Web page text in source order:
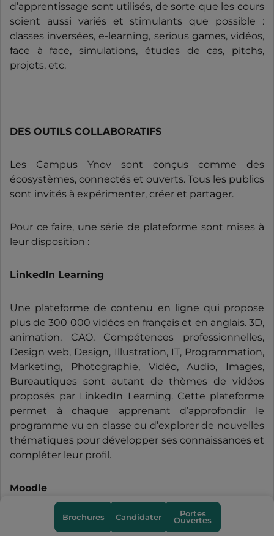
Brochures Candidater Portes
Ouvertes
d’apprentissage sont utilisés, de sorte que les cours
soient aussi variés et stimulants que possible :
classes inversées, e-learning, serious games, vidéos,
face à face, simulations, études de cas, pitchs,
projets, etc.
DES OUTILS COLLABORATIFS
Les Campus Ynov sont conçus comme des
écosystèmes, connectés et ouverts. Tous les publics
sont invités à expérimenter, créer et partager.
Pour ce faire, une série de plateforme sont mises à
leur disposition :
LinkedIn Learning
Une plateforme de contenu en ligne qui propose
plus de 300 000 vidéos en français et en anglais. 3D,
animation, CAO, Compétences professionnelles,
Design web, Design, Illustration, IT, Programmation,
Marketing, Photographie, Vidéo, Audio, Images,
Bureautiques sont autant de thèmes de vidéos
proposés par LinkedIn Learning. Cette plateforme
permet à chaque apprenant d’approfondir le
programme vu en classe ou d’explorer de nouvelles
thématiques pour développer ses connaissances et
compléter leur profil.
Moodle
Une plateforme d’apprentissage en ligne sous